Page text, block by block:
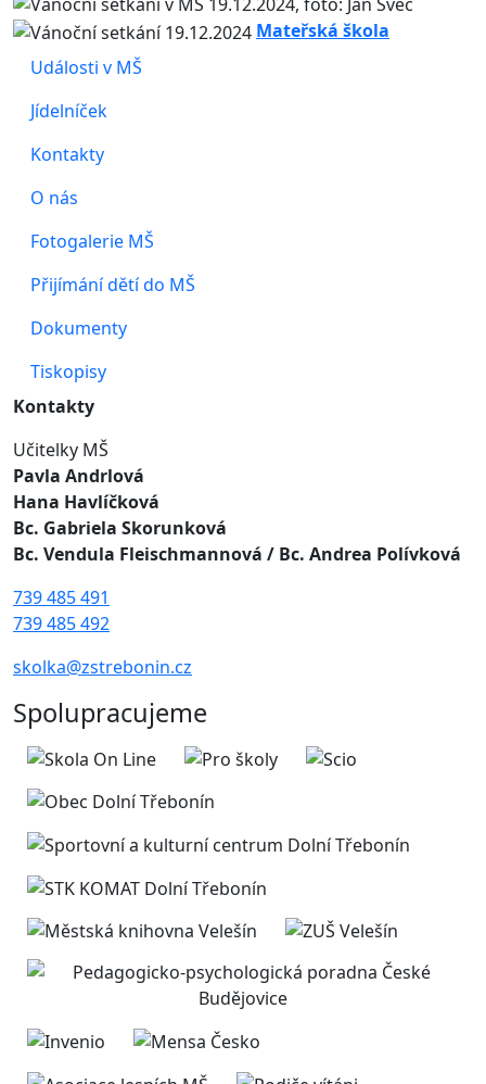
Mateřská škola
Události v MŠ
Jídelníček
Kontakty
O nás
Fotogalerie MŠ
Přijímání dětí do MŠ
Dokumenty
Tiskopisy
Kontakty
Učitelky MŠ
Pavla Andrlová
Hana Havlíčková
Bc. Gabriela Skorunková
Bc. Vendula Fleischmannová / Bc. Andrea Polívková
739 485 491
739 485 492
skolka@zstrebonin.cz
Spolupracujeme